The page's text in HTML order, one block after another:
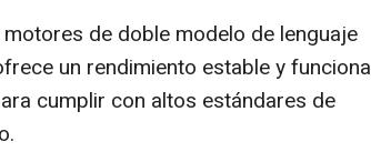
de doble modelo de lenguaje
un rendimiento estable y funciona
cumplir con altos estándares de